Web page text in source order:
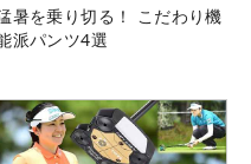
暑を乗り切る！ こだわり機
派パンツ4選